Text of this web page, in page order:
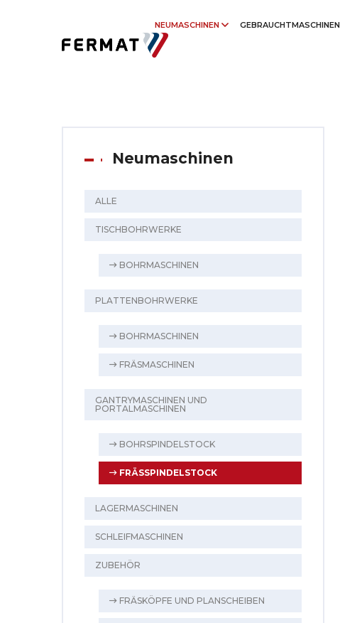
NEUMASCHINEN GEBRAUCHTMASCHINEN
Neumaschinen
ALLE
TISCHBOHRWERKE
BOHRMASCHINEN
PLATTENBOHRWERKE
BOHRMASCHINEN
FRÄSMASCHINEN
GANTRYMASCHINEN UND
PORTALMASCHINEN
BOHRSPINDELSTOCK
FRÄSSPINDELSTOCK
LAGERMASCHINEN
SCHLEIFMASCHINEN
ZUBEHÖR
FRÄSKÖPFE UND PLANSCHEIBEN